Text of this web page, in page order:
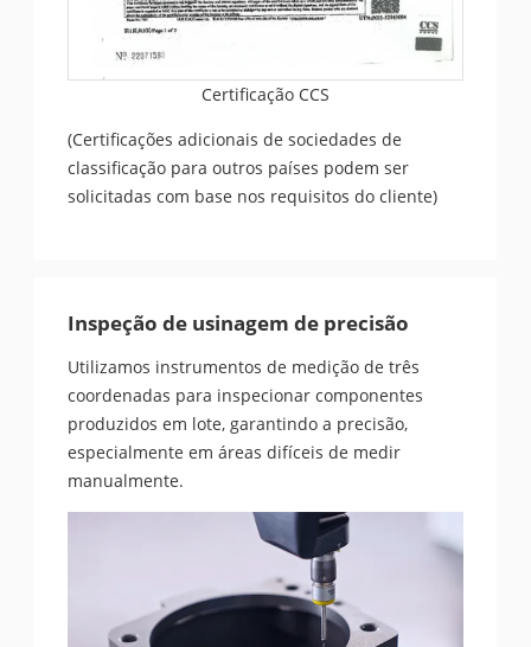
Certificação CCS
(Certificações adicionais de sociedades de
classificação para outros países podem ser
solicitadas com base nos requisitos do cliente)
Inspeção de usinagem de precisão
Utilizamos instrumentos de medição de três
coordenadas para inspecionar componentes
produzidos em lote, garantindo a precisão,
especialmente em áreas difíceis de medir
manualmente.